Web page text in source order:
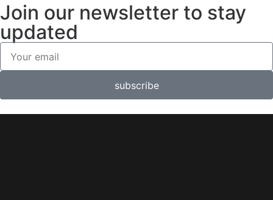
Join our newsletter to stay
updated
subscribe